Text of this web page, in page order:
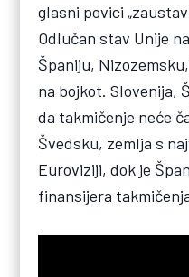
glasni povici
Odlučan stav Unije
Španiju,
na bojkot. Slovenija,
da takmičenje neće
Švedsku, zemlja s
Euroviziji, dok je
finansijera